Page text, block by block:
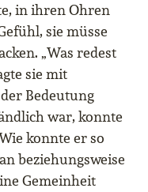
in ihren Ohren
sie müsse
„Was redest
sie mit
Bedeutung
war, konnte
konnte er so
beziehungsweise
Gemeinheit